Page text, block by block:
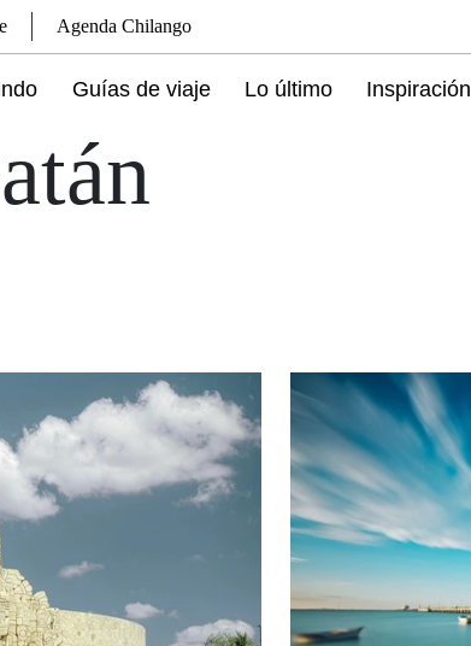
Agenda Chilango
Guías de viaje Lo último Inspiración